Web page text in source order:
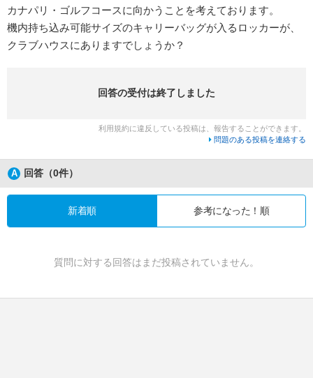
カナパリ・ゴルフコースに向かうことを考えております。
機内持ち込み可能サイズのキャリーバッグが入るロッカーが、
クラブハウスにありますでしょうか？
回答の受付は終了しました
利用規約に違反している投稿は、報告することができます。
問題のある投稿を連絡する
回答（0件）
新着順 参考になった！順
質問に対する回答はまだ投稿されていません。